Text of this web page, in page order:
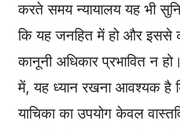
करते समय न्यायालय यह भी
कि यह जनहित में हो और इससे
कानूनी अधिकार प्रभावित न
में, यह ध्यान रखना आवश्यक है
याचिका का उपयोग केवल